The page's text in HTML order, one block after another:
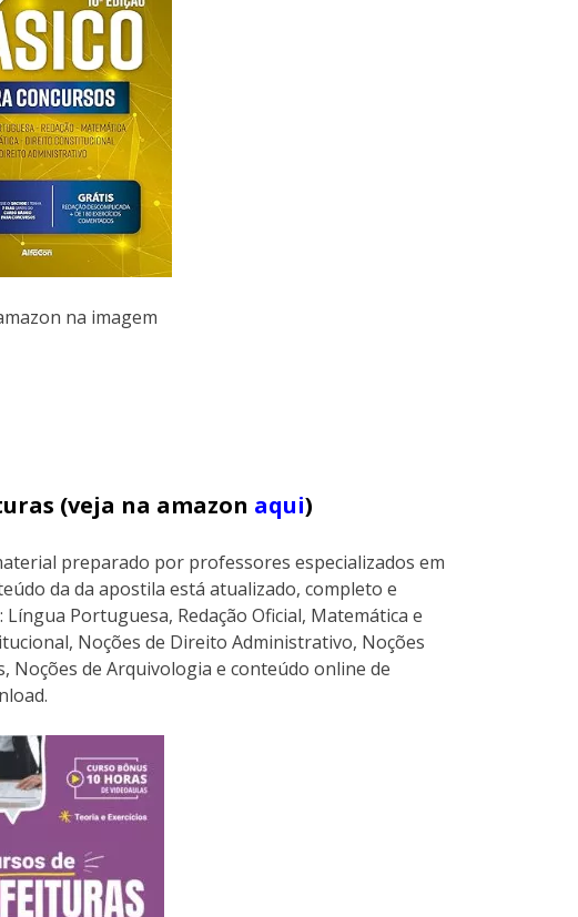
na imagem
(veja na amazon aqui)
preparado por professores especializados em
da da apostila está atualizado, completo e
Portuguesa, Redação Oficial, Matemática e
Noções de Direito Administrativo, Noções
Noções de Arquivologia e conteúdo online de